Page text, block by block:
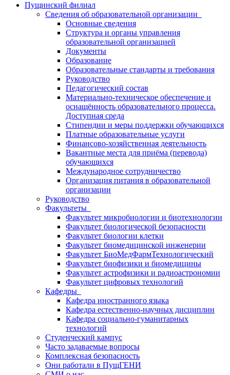
Пущинский филиал
Сведения об образовательной организации
Основные сведения
Структура и органы управления
образовательной организацией
Документы
Образование
Образовательные стандарты и требования
Руководство
Педагогический состав
Материально-техническое обеспечение и
оснащённость образовательного процесса.
Доступная среда
Стипендии и меры поддержки обучающихся
Платные образовательные услуги
Финансово-хозяйственная деятельность
Вакантные места для приёма (перевода)
обучающихся
Международное сотрудничество
Организация питания в образовательной
организации
Руководство
Факультеты
Факультет микробиологии и биотехнологии
Факультет биологической безопасности
Факультет биологии клетки
Факультет биомедицинской инженерии
Факультет БиоМедФармТехнологический
Факультет биофизики и биомедицины
Факультет астрофизики и радиоастрономии
Факультет цифровых технологий
Кафедры
Кафедра иностранного языка
Кафедра естественно-научных дисциплин
Кафедра социально-гуманитарных
технологий
Студенческий кампус
Часто задаваемые вопросы
Комплексная безопасность
Они работали в ПущГЕНИ